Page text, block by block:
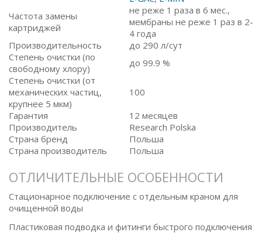
Частота замены
картриджей
не реже 1 раза в 6 мес.,
мембраны не реже 1 раз в 2-
4 года
Производительность
до 290 л/сут
Степень очистки (по
свободному хлору)
до 99.9 %
Степень очистки (от
механических частиц,
крупнее 5 мкм)
100
Гарантия
12 месяцев
Производитель
Research Polska
Страна бренд
Польша
Страна производитель
Польша
ОТЛИЧИТЕЛЬНЫЕ ОСОБЕННОСТИ
Стационарное подключение с отдельным краном для
очищенной воды
Пластиковая подводка и фитинги быстрого подключения